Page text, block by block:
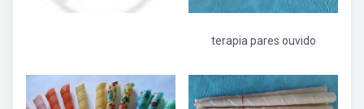
terapia pares ouvido